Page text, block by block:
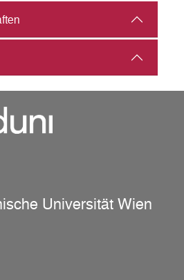
Universität Wien